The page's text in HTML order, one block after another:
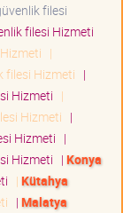
filesi
filesi Hizmeti
|
filesi Hizmeti |
Hizmeti |
Hizmeti |
Hizmeti |
Hizmeti | Konya
| Kütahya
| Malatya